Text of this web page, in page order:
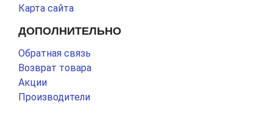
Карта сайта
ДОПОЛНИТЕЛЬНО
Обратная связь
Возврат товара
Акции
Производители